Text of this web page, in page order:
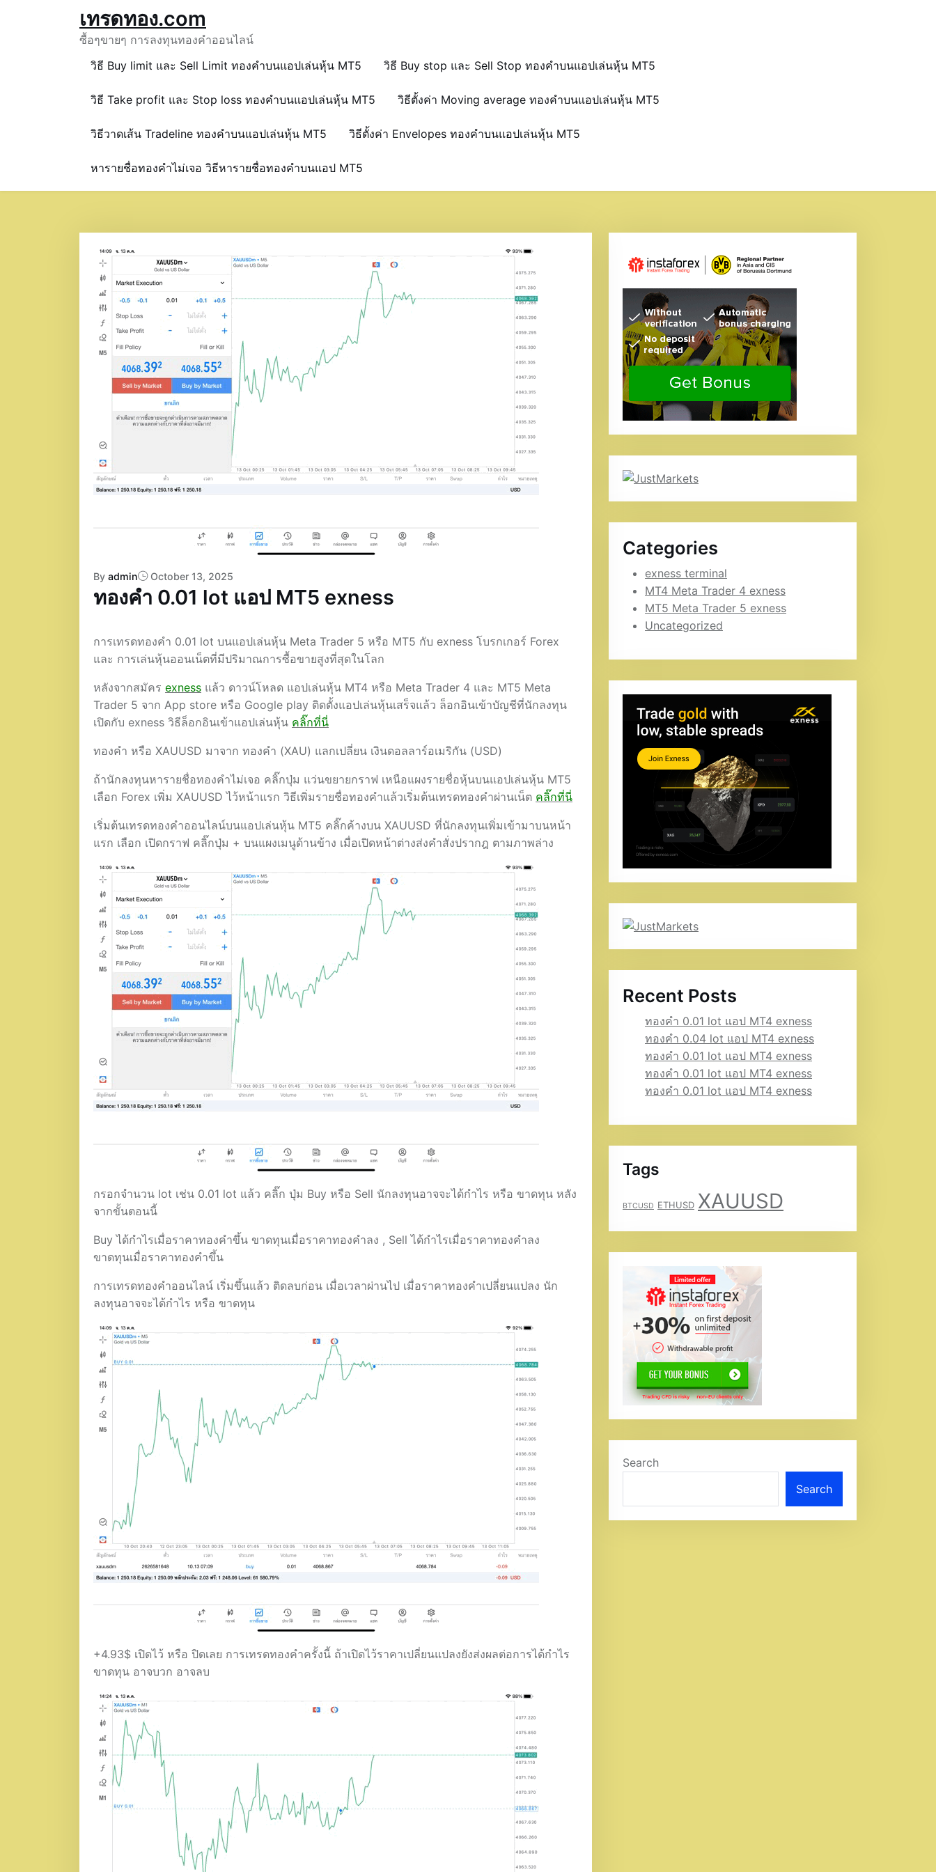
เทรดทอง.com
ซื้อๆขายๆ การลงทุนทองคำออนไลน์
วิธี Buy limit และ Sell Limit ทองคำบนแอปเล่นหุ้น MT5
วิธี Buy stop และ Sell Stop ทองคำบนแอปเล่นหุ้น MT5
วิธี Take profit และ Stop loss ทองคำบนแอปเล่นหุ้น MT5 วิธีตั้งค่า Moving average ทองคำบนแอปเล่นหุ้น MT5
วิธีวาดเส้น Tradeline ทองคำบนแอปเล่นหุ้น MT5 วิธีตั้งค่า Envelopes ทองคำบนแอปเล่นหุ้น MT5
หารายชื่อทองคำไม่เจอ วิธีหารายชื่อทองคำบนแอป MT5
By admin October 13, 2025
ทองคำ 0.01 lot แอป MT5 exness
การเทรดทองคำ 0.01 lot บนแอปเล่นหุ้น Meta Trader 5 หรือ MT5 กับ exness โบรกเกอร์ Forex
และ การเล่นหุ้นออนเน็ตที่มีปริมาณการซื้อขายสูงที่สุดในโลก
หลังจากสมัคร exness แล้ว ดาวน์โหลด แอปเล่นหุ้น MT4 หรือ Meta Trader 4 และ MT5 Meta
Trader 5 จาก App store หรือ Google play ติดตั้งแอปเล่นหุ้นเสร็จแล้ว ล็อกอินเข้าบัญชีที่นักลงทุน
เปิดกับ exness วิธีล็อกอินเข้าแอปเล่นหุ้น คลิ๊กที่นี่
ทองคำ หรือ XAUUSD มาจาก ทองคำ (XAU) แลกเปลี่ยน เงินดอลลาร์อเมริกัน (USD)
ถ้านักลงทุนหารายชื่อทองคำไม่เจอ คลิ๊กปุ่ม แว่นขยายกราฟ เหนือแผงรายชื่อหุ้นบนแอปเล่นหุ้น MT5
เลือก Forex เพิ่ม XAUUSD ไว้หน้าแรก วิธีเพิ่มรายชื่อทองคำแล้วเริ่มต้นเทรดทองคำผ่านเน็ต คลิ๊กที่นี่
เริ่มต้นเทรดทองคำออนไลน์บนแอปเล่นหุ้น MT5 คลิ๊กค้างบน XAUUSD ที่นักลงทุนเพิ่มเข้ามาบนหน้า
แรก เลือก เปิดกราฟ คลิ๊กปุ่ม + บนแผงเมนูด้านข้าง เมื่อเปิดหน้าต่างส่งคำสั่งปรากฎ ตามภาพล่าง
กรอกจำนวน lot เช่น 0.01 lot แล้ว คลิ๊ก ปุ่ม Buy หรือ Sell นักลงทุนอาจจะได้กำไร หรือ ขาดทุน หลัง
จากขั้นตอนนี้
Buy ได้กำไรเมื่อราคาทองคำขึ้น ขาดทุนเมื่อราคาทองคำลง , Sell ได้กำไรเมื่อราคาทองคำลง
ขาดทุนเมื่อราคาทองคำขึ้น
การเทรดทองคำออนไลน์ เริ่มขึ้นแล้ว ติดลบก่อน เมื่อเวลาผ่านไป เมื่อราคาทองคำเปลี่ยนแปลง นัก
ลงทุนอาจจะได้กำไร หรือ ขาดทุน
+4.93$ เปิดไว้ หรือ ปิดเลย การเทรดทองคำครั้งนี้ ถ้าเปิดไว้ราคาเปลี่ยนแปลงยังส่งผลต่อการได้กำไร
ขาดทุน อาจบวก อาจลบ
Categories
exness terminal
MT4 Meta Trader 4 exness
MT5 Meta Trader 5 exness
Uncategorized
Recent Posts
ทองคำ 0.01 lot แอป MT4 exness
ทองคำ 0.04 lot แอป MT4 exness
ทองคำ 0.01 lot แอป MT4 exness
ทองคำ 0.01 lot แอป MT4 exness
ทองคำ 0.01 lot แอป MT4 exness
Tags
BTCUSD ETHUSD XAUUSD
Search
Search